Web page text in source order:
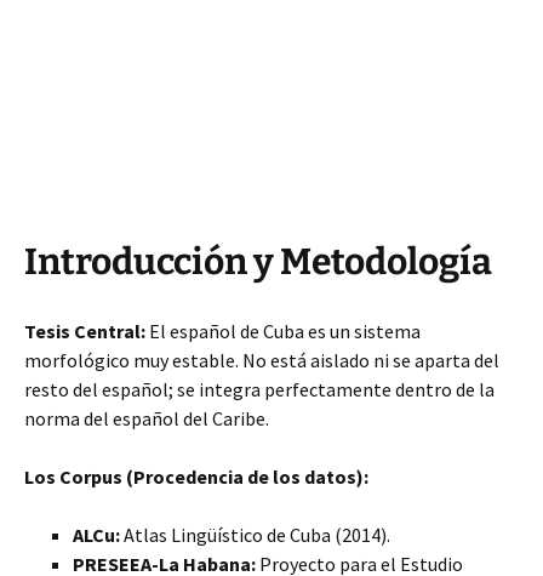
Introducción y Metodología
Tesis Central: El español de Cuba es un sistema
morfológico muy estable. No está aislado ni se aparta del
resto del español; se integra perfectamente dentro de la
norma del español del Caribe.
Los Corpus (Procedencia de los datos):
ALCu:Atlas Lingüístico de Cuba (2014).
PRESEEA-La Habana: Proyecto para el Estudio